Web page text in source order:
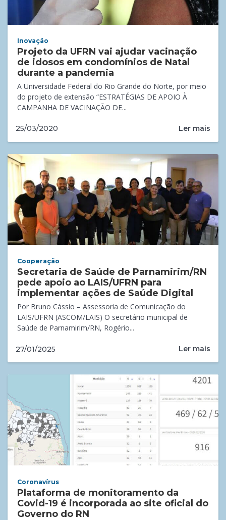
Inovação
Projeto da UFRN vai ajudar vacinação
de idosos em condomínios de Natal
durante a pandemia
A Universidade Federal do Rio Grande do Norte, por meio
do projeto de extensão “ESTRATÉGIAS DE APOIO À
CAMPANHA DE VACINAÇÃO DE...
25/03/2020 Ler mais
Cooperação
Secretaria de Saúde de Parnamirim/RN
pede apoio ao LAIS/UFRN para
implementar ações de Saúde Digital
Por Bruno Cássio – Assessoria de Comunicação do
LAIS/UFRN (ASCOM/LAIS) O secretário municipal de
Saúde de Parnamirim/RN, Rogério...
27/01/2025 Ler mais
Coronavírus
Plataforma de monitoramento da
Covid-19 é incorporada ao site oficial do
Governo do RN